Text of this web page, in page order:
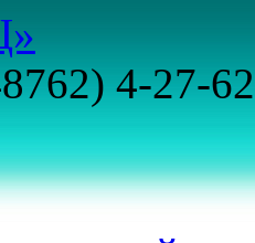
4-27-62